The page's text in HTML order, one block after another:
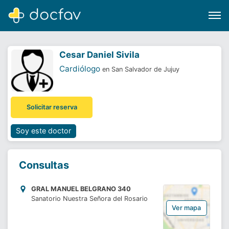
Software para clínicas
¿Eres un doctor?
Cesar Daniel Sivila
Cardiólogo en San Salvador de Jujuy
Solicitar reserva
Soy este doctor
Consultas
GRAL MANUEL BELGRANO 340
Sanatorio Nuestra Señora del Rosario
Ver mapa